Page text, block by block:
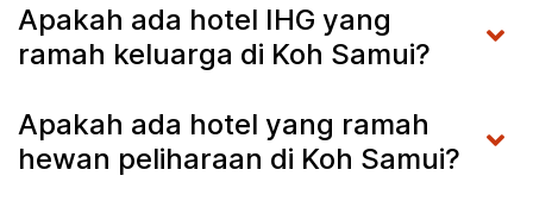
Apakah ada hotel IHG yang
ramah keluarga di Koh Samui?
Apakah ada hotel yang ramah
hewan peliharaan di Koh Samui?